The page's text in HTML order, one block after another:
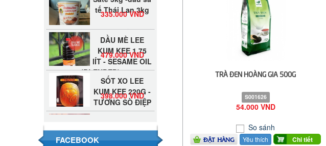
TRÀ ĐEN HOÀNG GIA 500G
S001626
54.000 VND
So sánh
ĐẶT HÀNG Yêu thích Chi tiết
tế Thái Lan 3kg
335.000 VND
DẦU MÈ LEE
KUM KEE 1.75
lÍT - SESAME OIL
(BLENDED)
479.000 VND
SỐT XO LEE
KUM KEE 220G -
TƯƠNG SÒ ĐIỆP
398.000 VND
Đường Thốt Nốt
40.000 VND
FACEBOOK